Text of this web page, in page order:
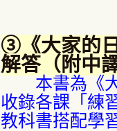
③《大家的
解答（附中
本書為《大
收錄各課「練
教科書搭配學